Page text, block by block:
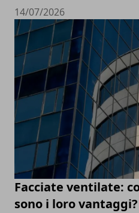
14/07/2026
Facciate ventilate:
sono i loro vantaggi?